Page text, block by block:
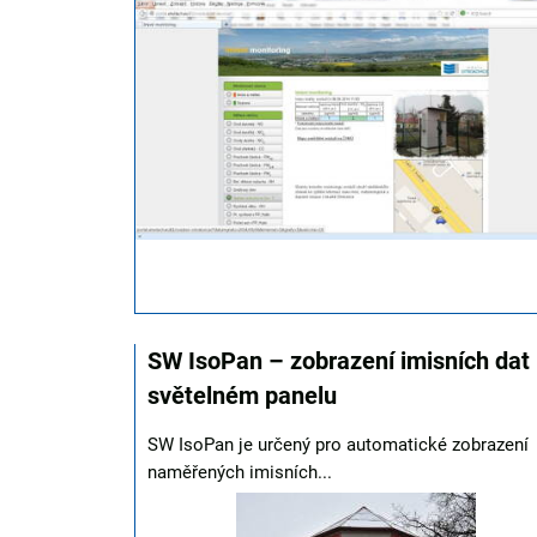
SW IsoPan – zobrazení imisních dat
světelném panelu
SW IsoPan je určený pro automatické zobrazení
naměřených imisních...